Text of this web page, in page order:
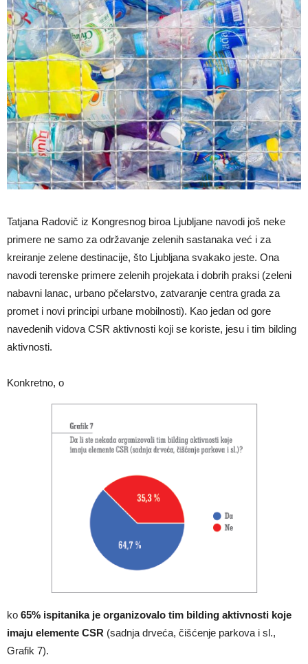
Tatjana Radovič iz Kongresnog biroa Ljubljane navodi još neke
primere ne samo za održavanje zelenih sastanaka već i za
kreiranje zelene destinacije, što Ljubljana svakako jeste. Ona
navodi terenske primere zelenih projekata i dobrih praksi (zeleni
nabavni lanac, urbano pčelarstvo, zatvaranje centra grada za
promet i novi principi urbane mobilnosti). Kao jedan od gore
navedenih vidova CSR aktivnosti koji se koriste, jesu i tim bilding
aktivnosti.
Konkretno, o
ko 65% ispitanika je organizovalo tim bilding aktivnosti koje
imaju elemente CSR (sadnja drveća, čišćenje parkova i sl.,
Grafik 7).